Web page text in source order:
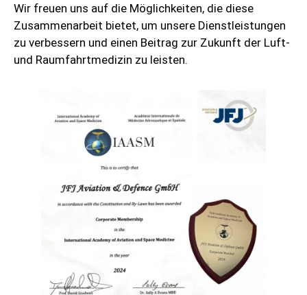
Wir freuen uns auf die Möglichkeiten, die diese
Zusammenarbeit bietet, um unsere Dienstleistungen
zu verbessern und einen Beitrag zur Zukunft der Luft-
und Raumfahrtmedizin zu leisten.